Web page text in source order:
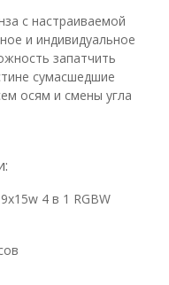
с настраиваемой
и индивидуальное
запатчить
сумасшедшие
осям и смены угла
4 в 1 RGBW